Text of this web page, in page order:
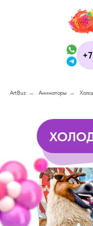
ArtBuz → Аниматоры →